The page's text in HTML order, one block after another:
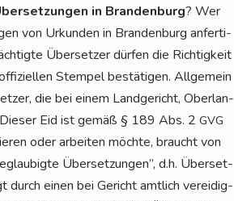
in Bran­den­burg? Wer
von Urkun­den in Bran­den­burg anfer­ti­
Über­set­zer dür­fen die Rich­tig­keit
Stem­pel bestä­ti­gen. All­ge­mein
die bei einem Land­ge­richt, Ober­lan­
Eid ist gemäß § 189 Abs. 2 GVG
oder arbei­ten möch­te, braucht von
Über­set­zun­gen”, d.h. Über­set­
durch einen bei Gericht amt­lich ver­ei­dig­